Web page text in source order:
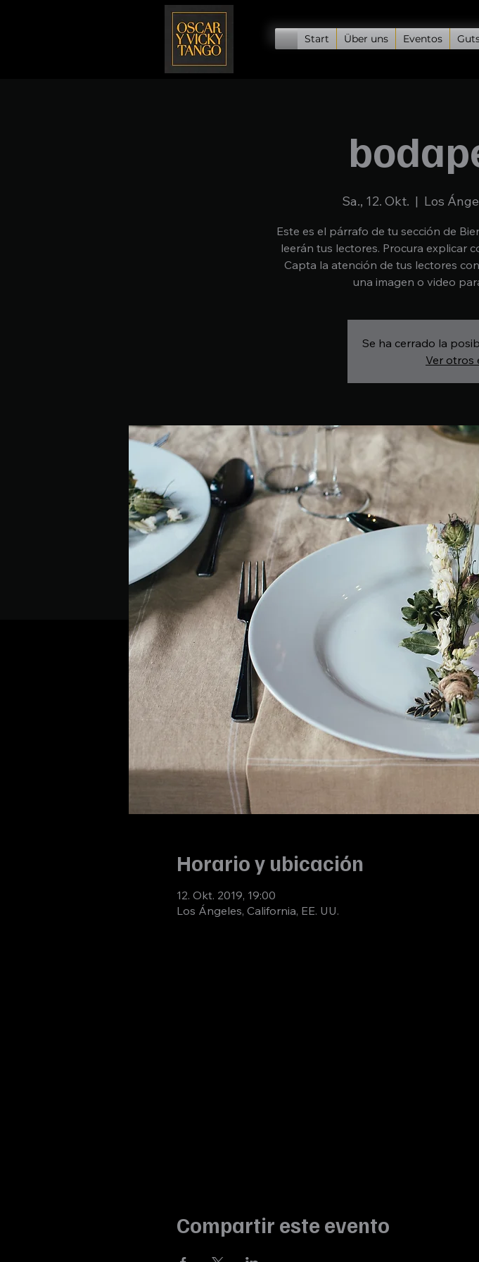
Start Über uns Eventos
Sa., 12. Okt.
  |
Los
Este es el párrafo de tu sección de
leerán tus lectores. Procura explicar
Capta la atención de tus lectores
una imagen o video
Se ha cerrado la
Ver otros
Horario y ubicación
12. Okt. 2019, 19:00
Los Ángeles, California, EE. UU.
Compartir este evento